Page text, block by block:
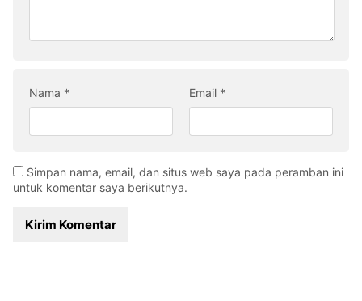
Nama * Email *
Simpan nama, email, dan situs web saya pada peramban ini
untuk komentar saya berikutnya.